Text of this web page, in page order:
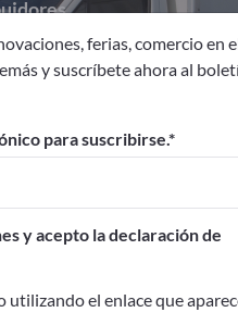
aquí
ferias, comercio en
y suscríbete ahora al
para suscribirse.
y acepto la declaración de
el enlace que